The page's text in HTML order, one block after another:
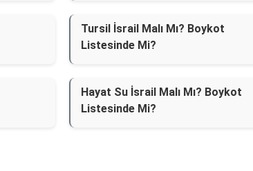
Tursil İsrail Malı Mı? Boykot
Listesinde Mi?
Hayat Su İsrail Malı Mı? Boykot
Listesinde Mi?